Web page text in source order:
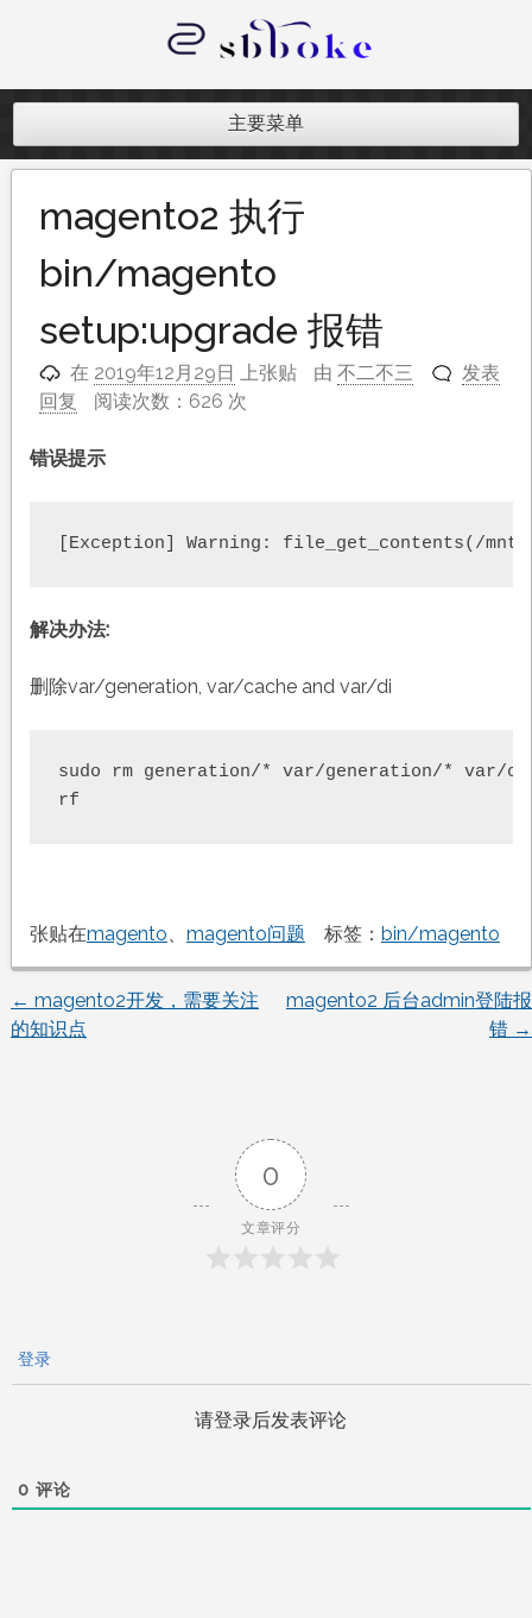
内
记录跨境电商独立站开发遇到的点点
主要菜单
magento2 执行
bin/magento
setup:upgrade 报错
在 2019年12月29日 上张贴 由 不二不三
发表
回复
阅读次数：626 次
错误提示
[Exception] Warning: file_get_contents(/mnt/
解决办法:
删除var/generation, var/cache and var/di
sudo rm generation/* var/generation/* var/
rf
张贴在magento、 magento问题 标签： bin/magento
文
← magento2开发，需要关注
的知识点
magento2 后台admin登陆报
错 →
0
文章评分
登录
请登录后发表评论
0 评论